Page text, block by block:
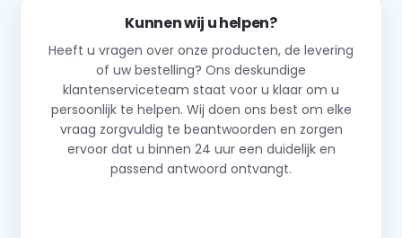
Kunnen wij u helpen?
Heeft u vragen over onze producten, de levering
of uw bestelling? Ons deskundige
klantenserviceteam staat voor u klaar om u
persoonlijk te helpen. Wij doen ons best om elke
vraag zorgvuldig te beantwoorden en zorgen
ervoor dat u binnen 24 uur een duidelijk en
passend antwoord ontvangt.